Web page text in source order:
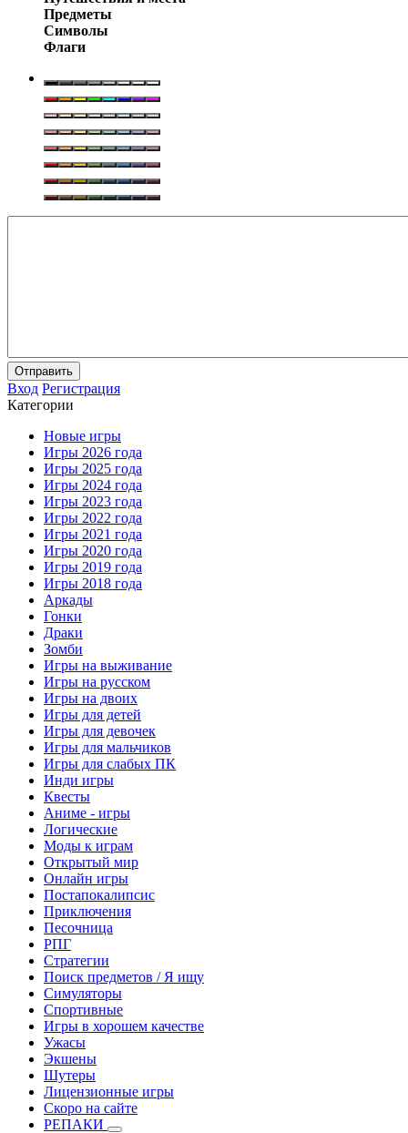
Предметы
Символы
Флаги
Отправить
Вход Регистрация
Категории
Новые игры
Игры 2026 года
Игры 2025 года
Игры 2024 года
Игры 2023 года
Игры 2022 года
Игры 2021 года
Игры 2020 года
Игры 2019 года
Игры 2018 года
Аркады
Гонки
Драки
Зомби
Игры на выживание
Игры на русском
Игры на двоих
Игры для детей
Игры для девочек
Игры для мальчиков
Игры для слабых ПК
Инди игры
Квесты
Аниме - игры
Логические
Моды к играм
Открытый мир
Онлайн игры
Постапокалипсис
Приключения
Песочница
РПГ
Стратегии
Поиск предметов / Я ищу
Симуляторы
Спортивные
Игры в хорошем качестве
Ужасы
Экшены
Шутеры
Лицензионные игры
Скоро на сайте
РЕПАКИ